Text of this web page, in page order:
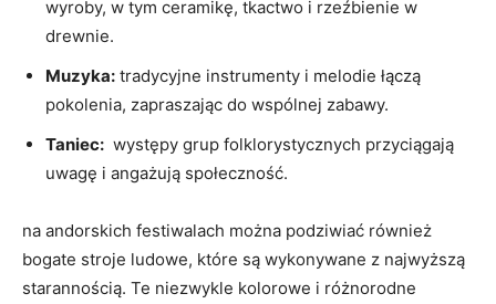
wyroby, w tym ceramikę,⁤ tkactwo i ​rzeźbienie w
drewnie.
Muzyka: ⁢tradycyjne instrumenty i melodie łączą
⁣pokolenia, zapraszając do wspólnej zabawy.
Taniec: ⁤ występy⁣ grup‌ folklorystycznych przyciągają
uwagę ‌i ⁣angażują społeczność.
na andorskich festiwalach można podziwiać ‌również
bogate ‌stroje ludowe, które⁢ są wykonywane⁢ z najwyższą
‌starannością. Te niezwykle kolorowe i różnorodne